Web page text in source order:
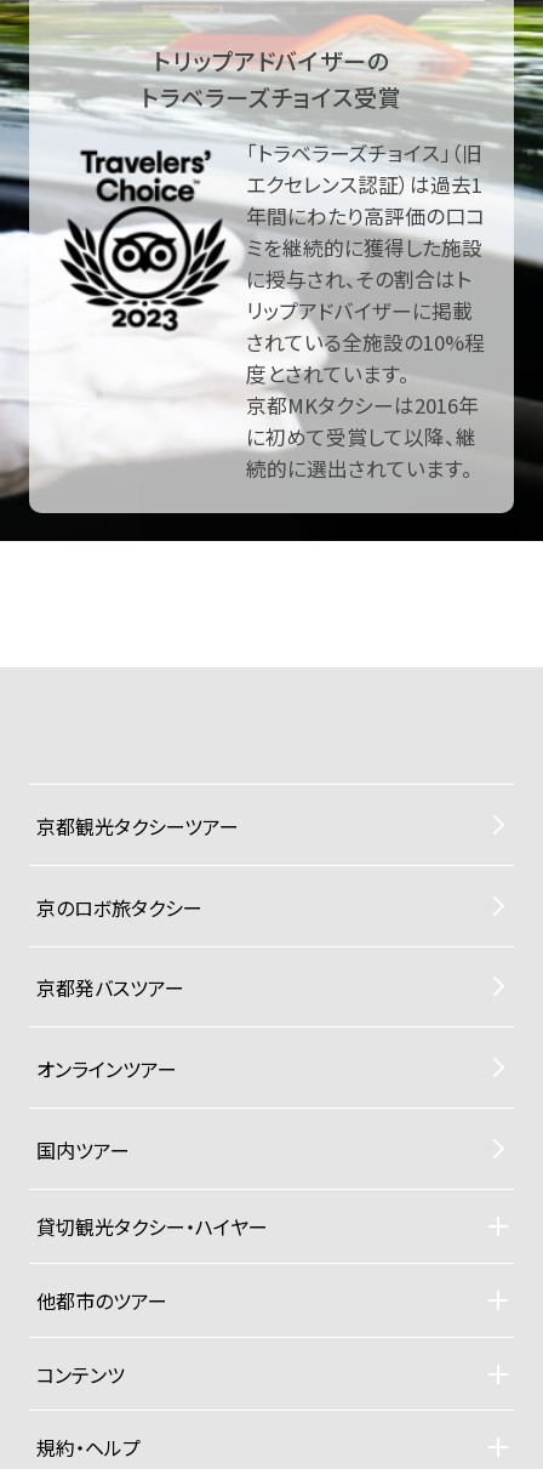
トリップアドバイザーの
トラベラーズチョイス受賞
「トラベラーズチョイス」（旧
エクセレンス認証）は過去1
年間にわたり高評価の口コ
ミを継続的に獲得した施設
に授与され、その割合はト
リップアドバイザーに掲載
されている全施設の10%程
度とされています。
京都MKタクシーは2016年
に初めて受賞して以降、継
続的に選出されています。
京都観光タクシーツアー
京のロボ旅タクシー
京都発バスツアー
オンラインツアー
国内ツアー
貸切観光タクシー・ハイヤー
貸切観光タクシー・ハイヤーTOP
車両ラインナップと料金
他都市のツアー
札幌観光タクシーツアー
東京観光タクシーツアー
コンテンツ
ドライバー紹介
四季折々の京都紀行
規約・ヘルプ